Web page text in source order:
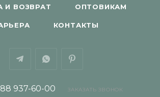
И ВОЗВРАТ ОПТОВИКАМ
КОНТАКТЫ
937-60-00 ЗАКАЗАТЬ ЗВОНОК